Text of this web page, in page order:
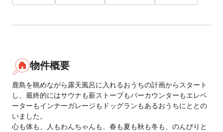
物件概要
鹿島を眺めながら露天風呂に入れるおうちの計画からスタート
し、最終的にはサウナも薪ストーブもバーカウンターもエレベ
ーターもインナーガレージもドッグランもあるおうちにととの
いました。
心も体も、人もわんちゃんも、春も夏も秋も冬も、のんびりと